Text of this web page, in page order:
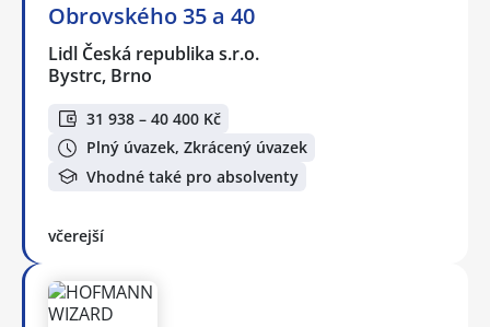
Obrovského 35 a 40
Lidl Česká republika s.r.o.
Bystrc, Brno
31 938 – 40 400 Kč
Plný úvazek, Zkrácený úvazek
Vhodné také pro absolventy
včerejší